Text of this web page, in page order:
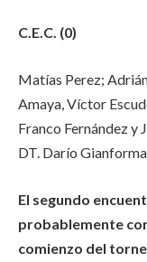
C.E.C. (0)
Matías Perez;
Amaya, Víctor
Franco Fernández y
DT. Darío
El segundo
probablemente
comienzo del